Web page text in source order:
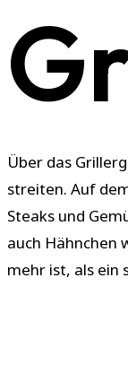
Über das
streiten. Auf
Steaks und
auch Hähnchen
mehr ist, als ein